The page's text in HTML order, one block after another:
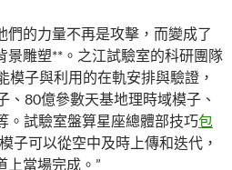
們的力量不再是攻擊，而變成了
景雕塑**。之江試驗室的科研團隊
模子與利用的在軌安排與驗證，
、80億參數天基地理時域模子、
。試驗室盤算星座總體部技巧包
子可以從空中及時上傳和迭代，
上當場完成。”